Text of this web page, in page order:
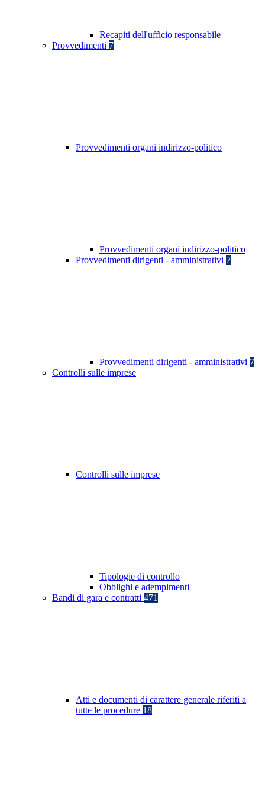
Recapiti dell'ufficio responsabile
Provvedimenti 7
Provvedimenti organi indirizzo-politico
Provvedimenti organi indirizzo-politico
Provvedimenti dirigenti - amministrativi 7
Provvedimenti dirigenti - amministrativi 7
Controlli sulle imprese
Controlli sulle imprese
Tipologie di controllo
Obblighi e adempimenti
Bandi di gara e contratti 471
Atti e documenti di carattere generale riferiti a
tutte le procedure 18